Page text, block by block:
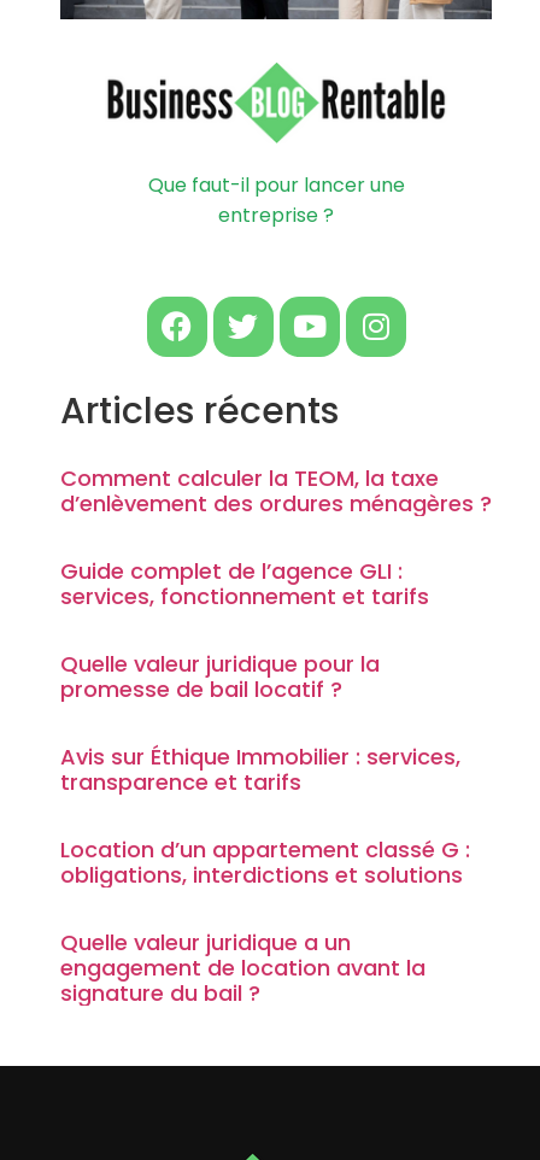
Que faut-il pour lancer une
entreprise ?
Articles récents
Comment calculer la TEOM, la taxe
d’enlèvement des ordures ménagères ?
Guide complet de l’agence GLI :
services, fonctionnement et tarifs
Quelle valeur juridique pour la
promesse de bail locatif ?
Avis sur Éthique Immobilier : services,
transparence et tarifs
Location d’un appartement classé G :
obligations, interdictions et solutions
Quelle valeur juridique a un
engagement de location avant la
signature du bail ?